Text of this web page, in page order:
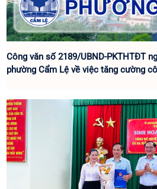
Công văn số 2189/UBND-PKTHTĐT
phường Cẩm Lệ về việc tăng cường